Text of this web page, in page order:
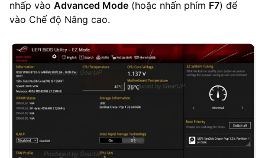
nhấp vào Advanced Mode (hoặc nhấn phím F7) để
vào Chế độ Nâng cao.